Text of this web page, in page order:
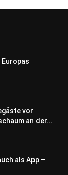
Europas
vor
an der...
als App –